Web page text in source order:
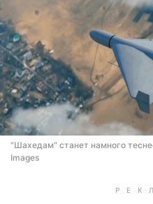
"Шахедам" станет намного
Images